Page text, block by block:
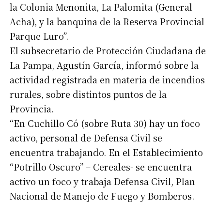
la Colonia Menonita, La Palomita (General
Acha), y la banquina de la Reserva Provincial
Parque Luro”.
El subsecretario de Protección Ciudadana de
La Pampa, Agustín García, informó sobre la
actividad registrada en materia de incendios
rurales, sobre distintos puntos de la
Provincia.
“En Cuchillo Có (sobre Ruta 30) hay un foco
activo, personal de Defensa Civil se
encuentra trabajando. En el Establecimiento
“Potrillo Oscuro” – Cereales- se encuentra
activo un foco y trabaja Defensa Civil, Plan
Nacional de Manejo de Fuego y Bomberos.